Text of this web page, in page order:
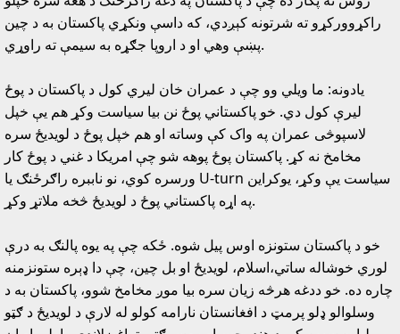
راکړوورکړو ته شرتونه کېږدي، که داسې ونکړي پاکستان به د چين
پښې وهي او د اروپا جګړه به سيمې ته راوړي.
يادونه: ما ويلي وو چې د عمران خان ليري کول د پاکستان د پوځ
ليرې کول دي. خو پاکستاني پوځ نن بيا سياست وکړ هم يې خپل
لاسپوڅى عمران په واک کې وساته او هم خپل پوځ د لويديځ سره
مخامخ نه کړ. پاکستان پوځ پوهه شو چې امريکا د غني د پوځ کار
ورسره کوي، نو ناببره راګرځنګ يا U-turn سياست يې وکړ، يوکراين
په اړه پاکستاني پوځ د لويديځ څخه ملاتړ وکړ.
خو د پاکستان ستونزه اوس پيل شوه. ځکه چې په يوه پالنګ به درې
لوري خوشاله ساتي،اسلام، لويديځ او بل چين، چې دا ډېره ستونزمنه
چاره ده. خو ددغه هرڅه زيان سره بيا موږ مخامخ شوو، پاکستان به د
وسلوالو ډلو پرمټ د افغانستان نارامه کولو له لارې د لويديځ د ګټو